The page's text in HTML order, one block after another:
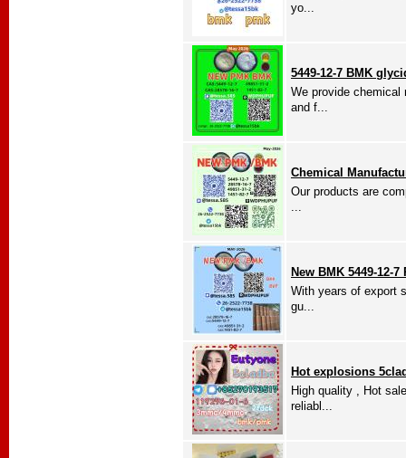
yo...
5449-12-7 BMK
We provide chemical
and f...
Chemical
Our products are
...
New BMK 5449-12-
With years of export
gu...
Hot explosions
High quality , Hot
reliabl...